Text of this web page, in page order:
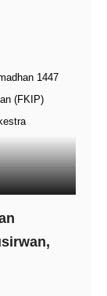
1447
(FKIP)